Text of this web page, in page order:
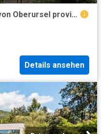
Einfamilienhaus in Bestlage von Oberursel provisionsfrei
Details ansehen